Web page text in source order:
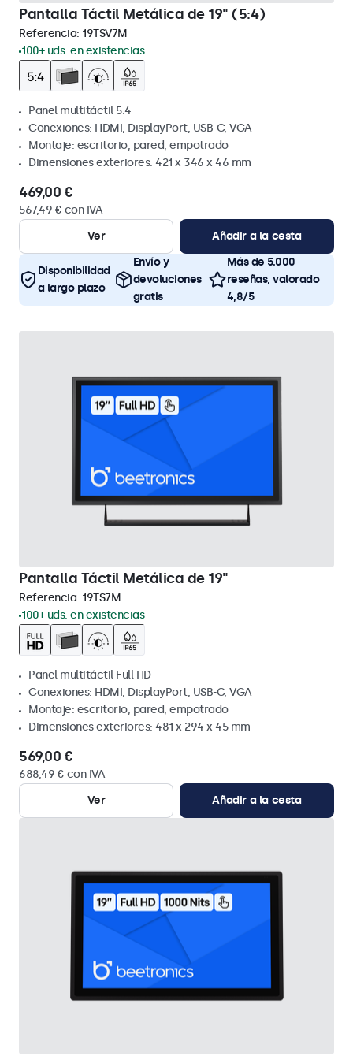
Pantalla Táctil Metálica de 19" (5:4)
Referencia: 19TSV7M
100+ uds. en existencias
Panel multitáctil 5:4
Conexiones: HDMI, DisplayPort, USB-C, VGA
Montaje: escritorio, pared, empotrado
Dimensiones exteriores: 421 x 346 x 46 mm
469,00 €
567,49 € con IVA
Ver
Añadir a la cesta
Disponibilidad
a largo plazo
Envío y
devoluciones
gratis
Más de 5.000
reseñas, valorado
4,8/5
Pantalla Táctil Metálica de 19"
Referencia: 19TS7M
100+ uds. en existencias
Panel multitáctil Full HD
Conexiones: HDMI, DisplayPort, USB-C, VGA
Montaje: escritorio, pared, empotrado
Dimensiones exteriores: 481 x 294 x 45 mm
569,00 €
688,49 € con IVA
Ver
Añadir a la cesta